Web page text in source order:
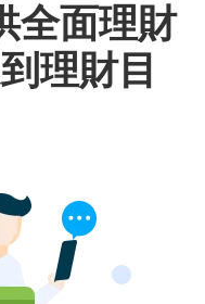
全面理財
理財目